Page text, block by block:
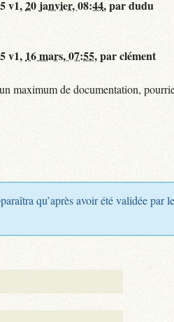
v1,20 janvier, 08:44,pardudu
v1, 16 mars, 07:55,parclément
maximum de documentation,
qu’après avoir été validée par